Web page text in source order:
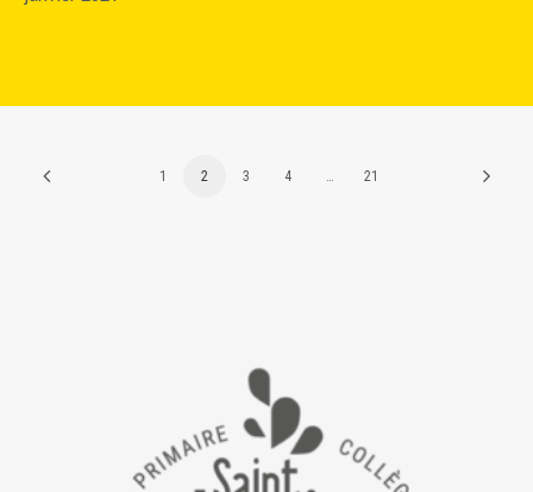
1 2 3 4 21